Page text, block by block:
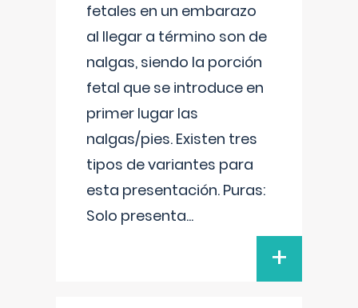
fetales en un embarazo
al llegar a término son de
nalgas, siendo la porción
fetal que se introduce en
primer lugar las
nalgas/pies. Existen tres
tipos de variantes para
esta presentación. Puras:
Solo presenta...
+